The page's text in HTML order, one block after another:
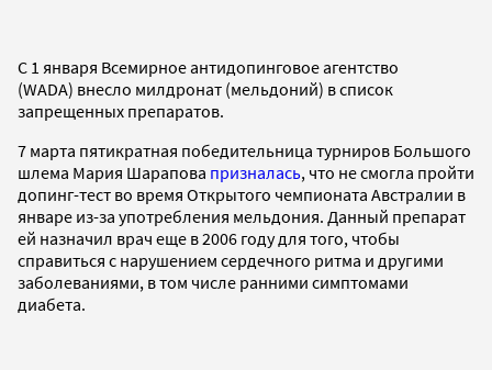
С 1 января Всемирное антидопинговое агентство
(WADA) внесло милдронат (мельдоний) в список
запрещенных препаратов.
7 марта пятикратная победительница турниров Большого
шлема Мария Шарапова призналась, что не смогла пройти
допинг-тест во время Открытого чемпионата Австралии в
январе из-за употребления мельдония. Данный препарат
ей назначил врач еще в 2006 году для того, чтобы
справиться с нарушением сердечного ритма и другими
заболеваниями, в том числе ранними симптомами
диабета.